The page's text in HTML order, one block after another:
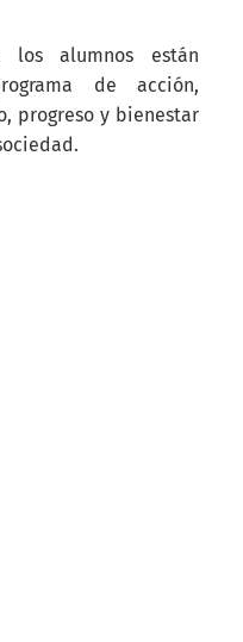
los alumnos están
de acción,
progreso y bienestar